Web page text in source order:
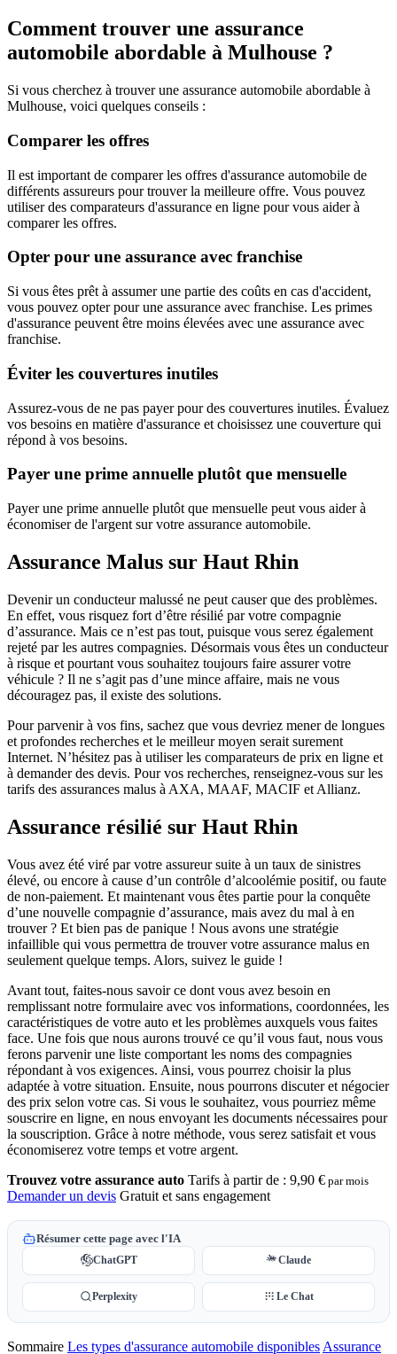
Comment trouver une assurance
automobile abordable à Mulhouse ?
Si vous cherchez à trouver une assurance automobile abordable à
Mulhouse, voici quelques conseils :
Comparer les offres
Il est important de comparer les offres d'assurance automobile de
différents assureurs pour trouver la meilleure offre. Vous pouvez
utiliser des comparateurs d'assurance en ligne pour vous aider à
comparer les offres.
Opter pour une assurance avec franchise
Si vous êtes prêt à assumer une partie des coûts en cas d'accident,
vous pouvez opter pour une assurance avec franchise. Les primes
d'assurance peuvent être moins élevées avec une assurance avec
franchise.
Éviter les couvertures inutiles
Assurez-vous de ne pas payer pour des couvertures inutiles. Évaluez
vos besoins en matière d'assurance et choisissez une couverture qui
répond à vos besoins.
Payer une prime annuelle plutôt que mensuelle
Payer une prime annuelle plutôt que mensuelle peut vous aider à
économiser de l'argent sur votre assurance automobile.
Assurance Malus sur Haut Rhin
Devenir un conducteur malussé ne peut causer que des problèmes.
En effet, vous risquez fort d’être résilié par votre compagnie
d’assurance. Mais ce n’est pas tout, puisque vous serez également
rejeté par les autres compagnies. Désormais vous êtes un conducteur
à risque et pourtant vous souhaitez toujours faire assurer votre
véhicule ? Il ne s’agit pas d’une mince affaire, mais ne vous
découragez pas, il existe des solutions.
Pour parvenir à vos fins, sachez que vous devriez mener de longues
et profondes recherches et le meilleur moyen serait surement
Internet. N’hésitez pas à utiliser les comparateurs de prix en ligne et
à demander des devis. Pour vos recherches, renseignez-vous sur les
tarifs des assurances malus à AXA, MAAF, MACIF et Allianz.
Assurance résilié sur Haut Rhin
Vous avez été viré par votre assureur suite à un taux de sinistres
élevé, ou encore à cause d’un contrôle d’alcoolémie positif, ou faute
de non-paiement. Et maintenant vous êtes partie pour la conquête
d’une nouvelle compagnie d’assurance, mais avez du mal à en
trouver ? Et bien pas de panique ! Nous avons une stratégie
infaillible qui vous permettra de trouver votre assurance malus en
seulement quelque temps. Alors, suivez le guide !
Avant tout, faites-nous savoir ce dont vous avez besoin en
remplissant notre formulaire avec vos informations, coordonnées, les
caractéristiques de votre auto et les problèmes auxquels vous faites
face. Une fois que nous aurons trouvé ce qu’il vous faut, nous vous
ferons parvenir une liste comportant les noms des compagnies
répondant à vos exigences. Ainsi, vous pourrez choisir la plus
adaptée à votre situation. Ensuite, nous pourrons discuter et négocier
des prix selon votre cas. Si vous le souhaitez, vous pourriez même
souscrire en ligne, en nous envoyant les documents nécessaires pour
la souscription. Grâce à notre méthode, vous serez satisfait et vous
économiserez votre temps et votre argent.
Trouvez votre assurance auto Tarifs à partir de : 9,90 € par mois
Demander un devis Gratuit et sans engagement
Résumer cette page avec l'IA
ChatGPT Claude
Perplexity Le Chat
Sommaire Les types d'assurance automobile disponibles Assurance